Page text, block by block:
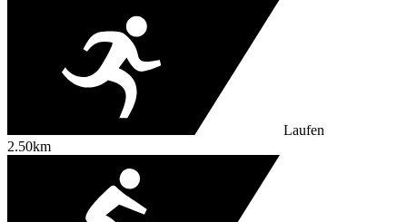
Laufen
2.50km